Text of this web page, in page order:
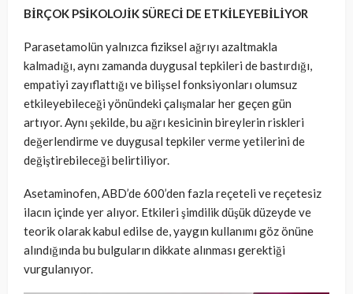
BİRÇOK PSİKOLOJİK SÜRECİ DE ETKİLEYEBİLİYOR
Parasetamolün yalnızca fiziksel ağrıyı azaltmakla
kalmadığı, aynı zamanda duygusal tepkileri de bastırdığı,
empatiyi zayıflattığı ve bilişsel fonksiyonları olumsuz
etkileyebileceği yönündeki çalışmalar her geçen gün
artıyor. Aynı şekilde, bu ağrı kesicinin bireylerin riskleri
değerlendirme ve duygusal tepkiler verme yetilerini de
değiştirebileceği belirtiliyor.
Asetaminofen, ABD’de 600’den fazla reçeteli ve reçetesiz
ilacın içinde yer alıyor. Etkileri şimdilik düşük düzeyde ve
teorik olarak kabul edilse de, yaygın kullanımı göz önüne
alındığında bu bulguların dikkate alınması gerektiği
vurgulanıyor.